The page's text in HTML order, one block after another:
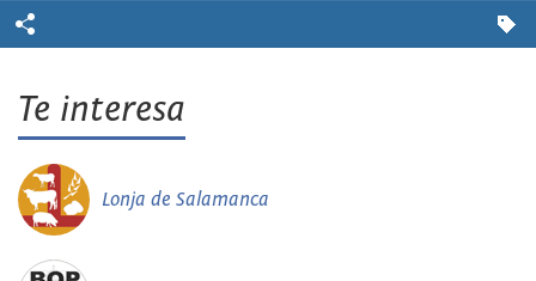
Te interesa
Lonja de Salamanca